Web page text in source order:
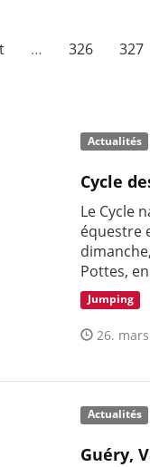
… 326 327
Actualités
Cycle
Le Cycle
équestre
Pottes,
Jumping
26.
Actualités
Guéry,